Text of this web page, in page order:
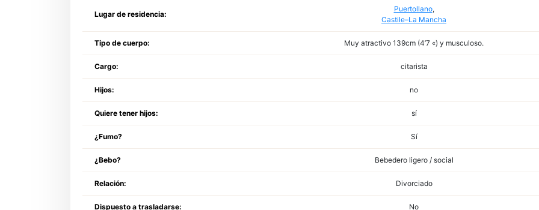
Lugar de residencia:
Puertollano,
Castile–La Mancha
Tipo de cuerpo: Muy atractivo 139cm (4’7 «) y musculoso.
Cargo: citarista
Hijos: no
Quiere tener hijos: sí
¿Fumo? Sí
¿Bebo? Bebedero ligero / social
Relación: Divorciado
Dispuesto a trasladarse: No